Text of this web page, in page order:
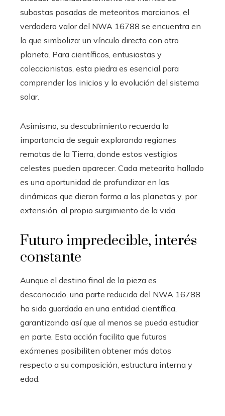
subastas pasadas de meteoritos marcianos, el
verdadero valor del NWA 16788 se encuentra en
lo que simboliza: un vínculo directo con otro
planeta. Para científicos, entusiastas y
coleccionistas, esta piedra es esencial para
comprender los inicios y la evolución del sistema
solar.
Asimismo, su descubrimiento recuerda la
importancia de seguir explorando regiones
remotas de la Tierra, donde estos vestigios
celestes pueden aparecer. Cada meteorito hallado
es una oportunidad de profundizar en las
dinámicas que dieron forma a los planetas y, por
extensión, al propio surgimiento de la vida.
Futuro impredecible, interés
constante
Aunque el destino final de la pieza es
desconocido, una parte reducida del NWA 16788
ha sido guardada en una entidad científica,
garantizando así que al menos se pueda estudiar
en parte. Esta acción facilita que futuros
exámenes posibiliten obtener más datos
respecto a su composición, estructura interna y
edad.